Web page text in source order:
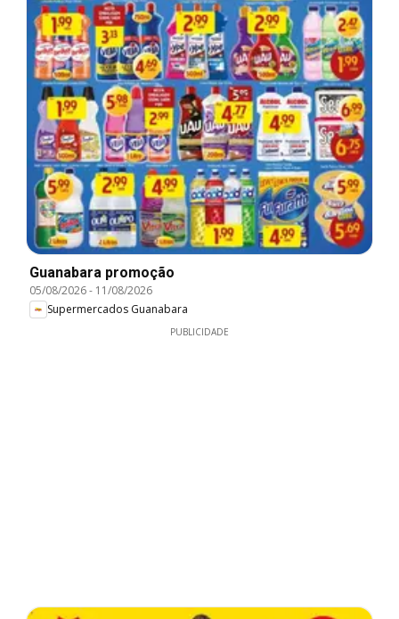
Guanabara promoção
05/08/2026- 11/08/2026
Supermercados Guanabara
PUBLICIDADE